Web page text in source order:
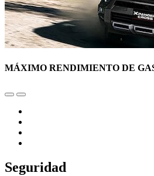
MÁXIMO RENDIMIENTO DE
Seguridad